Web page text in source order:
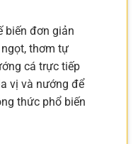
biến đơn giản
thơm tự
cá trực tiếp
vị và nướng để
thức phổ biến